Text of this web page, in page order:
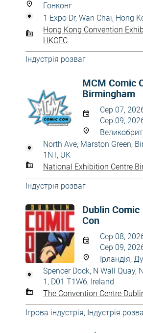
Гонконг
1 Expo Dr, Wan Chai, Hong
Hong Kong Convention
HKCEC
Індустрія розваг
MCM Comic
Birmingham
Сер 07,
Сер 09,
North Ave, Marston Green,
1NT, UK
National Exhibition Centre
Індустрія розваг
Dublin Comic
Con
Сер 08,
Сер 09,
Ірландія,
Spencer Dock, N Wall Quay,
1, D01 T1W6, Ireland
The Convention Centre
Ігрова індустрія, Індустрія